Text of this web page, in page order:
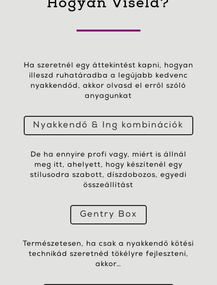
Ha szeretnél egy áttekintést kapni, hogyan
illeszd ruhatáradba a legújabb kedvenc
nyakkendőd, akkor olvasd el erről szóló
anyagunkat
Nyakkendő & Ing kombinációk
De ha ennyire profi vagy, miért is állnál
meg itt, ahelyett, hogy készítenél egy
stílusodra szabott, díszdobozos, egyedi
összeállítást
Gentry Box
Természetesen, ha csak a nyakkendő kötési
technikád szeretnéd tökélyre fejleszteni,
akkor…